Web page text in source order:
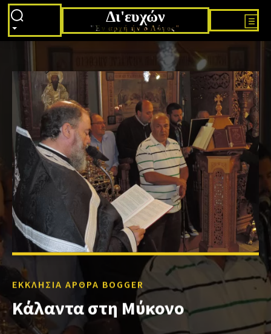
Δι'ευχών
"Εν αρχή ήν ο Λόγος"
ΕΚΚΛΗΣΙΑ ΑΡΘΡΑ BOGGER
Κάλαντα στη Μύκονο